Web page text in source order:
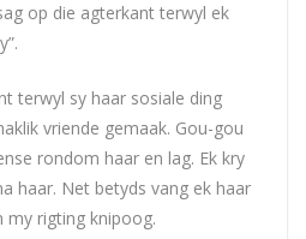
op die agterkant terwyl ek
terwyl sy haar sosiale ding
vriende gemaak. Gou-gou
rondom haar en lag. Ek kry
haar. Net betyds vang ek haar
my rigting knipoog.